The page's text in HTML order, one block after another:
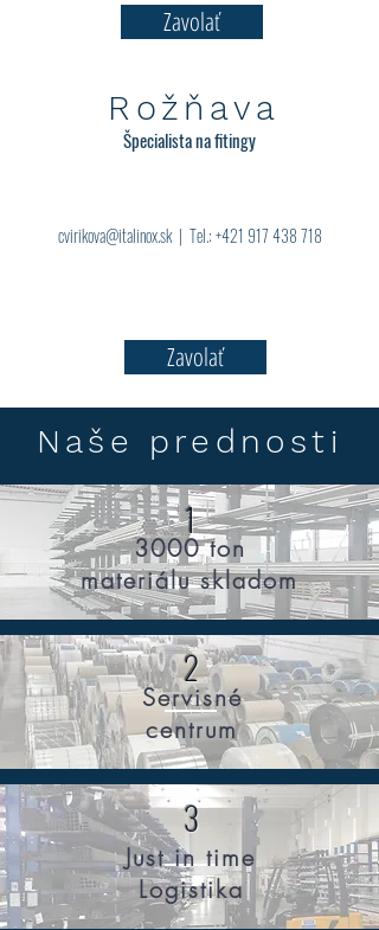
Zavolať
Rožňava
Špecialista na fitingy
cvirikova@italinox.sk| Tel.:+421 917 438 718
Zavolať
Naše prednosti
1
3000 ton
materiálu skladom
2
Servisné
centrum
3
Just in time
Logistika